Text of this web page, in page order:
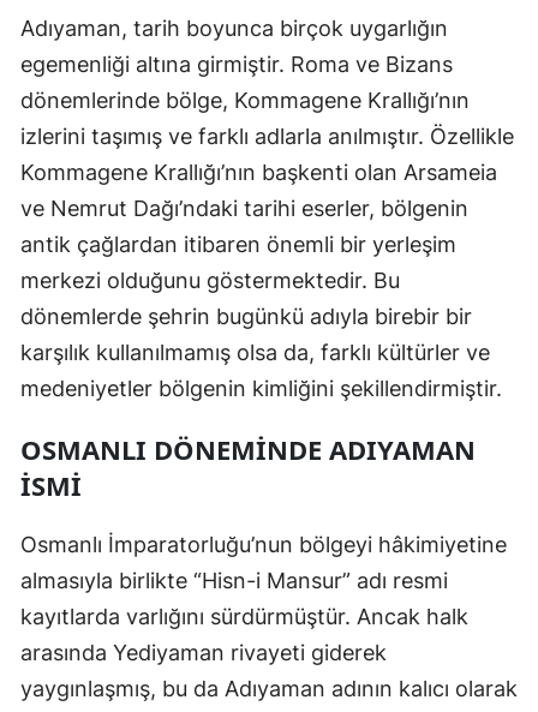
Samsun
Siirt
Sinop
Sivas
Tekirdağ
Tokat
Tunceli
Van
Yozgat
Zonguldak
Aksaray
Adıyaman, tarih boyunca birçok uygarlığın
egemenliği altına girmiştir. Roma ve Bizans
dönemlerinde bölge, Kommagene Krallığı’nın
izlerini taşımış ve farklı adlarla anılmıştır. Özellikle
Kommagene Krallığı’nın başkenti olan Arsameia
ve Nemrut Dağı’ndaki tarihi eserler, bölgenin
antik çağlardan itibaren önemli bir yerleşim
merkezi olduğunu göstermektedir. Bu
dönemlerde şehrin bugünkü adıyla birebir bir
karşılık kullanılmamış olsa da, farklı kültürler ve
medeniyetler bölgenin kimliğini şekillendirmiştir.
OSMANLI DÖNEMINDE ADIYAMAN
İSMI
Osmanlı İmparatorluğu’nun bölgeyi hâkimiyetine
almasıyla birlikte “Hisn-i Mansur” adı resmi
kayıtlarda varlığını sürdürmüştür. Ancak halk
arasında Yediyaman rivayeti giderek
yaygınlaşmış, bu da Adıyaman adının kalıcı olarak